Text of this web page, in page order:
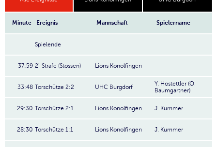
Minute Ereignis Mannschaft Spielername
Spielende
37:59 2'-Strafe (Stossen) Lions Konolfingen
33:48 Torschütze 2:2 UHC Burgdorf
Y. Hostettler (O.
Baumgartner)
29:30 Torschütze 2:1 Lions Konolfingen J. Kummer
28:30 Torschütze 1:1 Lions Konolfingen J. Kummer